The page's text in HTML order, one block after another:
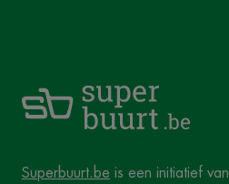
Superbuurt.be is een initiatief van